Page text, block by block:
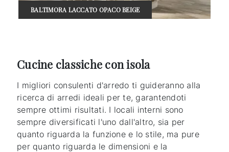
BALTIMORA LACCATO OPACO BEIGE
Cucine classiche con isola
I migliori consulenti d'arredo ti guideranno alla
ricerca di arredi ideali per te, garantendoti
sempre ottimi risultati. I locali interni sono
sempre diversificati l'uno dall'altro, sia per
quanto riguarda la funzione e lo stile, ma pure
per quanto riguarda le dimensioni e la